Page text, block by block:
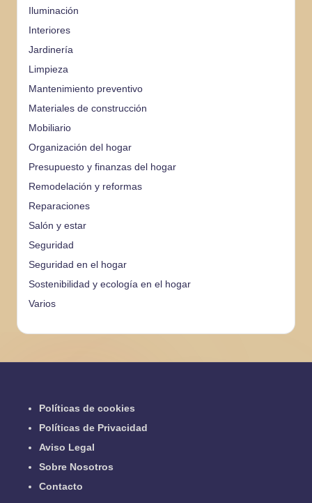
Iluminación
Interiores
Jardinería
Limpieza
Mantenimiento preventivo
Materiales de construcción
Mobiliario
Organización del hogar
Presupuesto y finanzas del hogar
Remodelación y reformas
Reparaciones
Salón y estar
Seguridad
Seguridad en el hogar
Sostenibilidad y ecología en el hogar
Varios
Políticas de cookies
Políticas de Privacidad
Aviso Legal
Sobre Nosotros
Contacto